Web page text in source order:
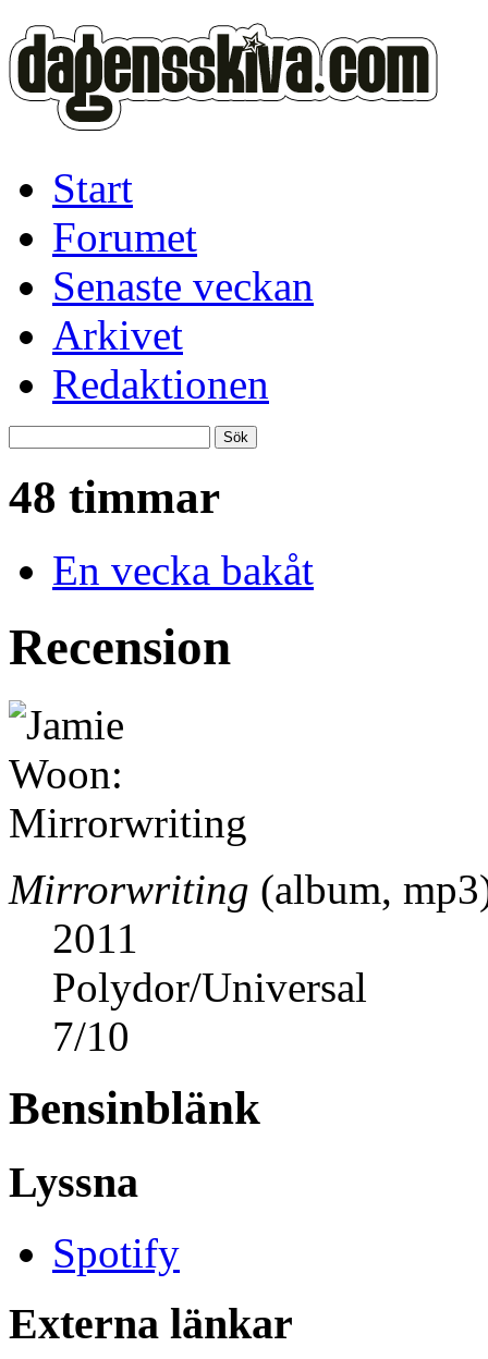
Start
Forumet
Senaste veckan
Arkivet
Redaktionen
48 timmar
En vecka bakåt
Recension
Mirrorwriting (album,
2011
Polydor/Universal
7/10
Bensinblänk
Lyssna
Spotify
Externa länkar